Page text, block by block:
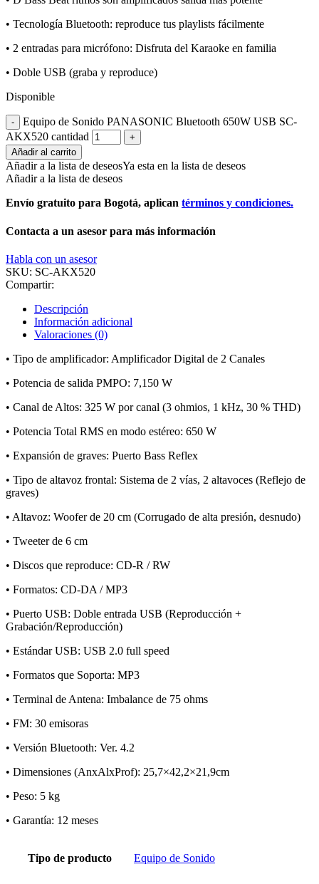
• Tecnología Bluetooth: reproduce tus playlists fácilmente
• 2 entradas para micrófono: Disfruta del Karaoke en familia
• Doble USB (graba y reproduce)
Disponible
Equipo de Sonido PANASONIC Bluetooth 650W USB SC-
AKX520 cantidad
Añadir al carrito
Añadir a la lista de deseosYa esta en la lista de deseos
Añadir a la lista de deseos
Envío gratuito para Bogotá, aplican términos y condiciones.
Contacta a un asesor para más información
Habla con un asesor
SKU: SC-AKX520
Compartir:
Descripción
Información adicional
Valoraciones (0)
• Tipo de amplificador: Amplificador Digital de 2 Canales
• Potencia de salida PMPO: 7,150 W
• Canal de Altos: 325 W por canal (3 ohmios, 1 kHz, 30 % THD)
• Potencia Total RMS en modo estéreo: 650 W
• Expansión de graves: Puerto Bass Reflex
• Tipo de altavoz frontal: Sistema de 2 vías, 2 altavoces (Reflejo de
graves)
• Altavoz: Woofer de 20 cm (Corrugado de alta presión, desnudo)
• Tweeter de 6 cm
• Discos que reproduce: CD-R / RW
• Formatos: CD-DA / MP3
• Puerto USB: Doble entrada USB (Reproducción +
Grabación/Reproducción)
• Estándar USB: USB 2.0 full speed
• Formatos que Soporta: MP3
• Terminal de Antena: Imbalance de 75 ohms
• FM: 30 emisoras
• Versión Bluetooth: Ver. 4.2
• Dimensiones (AnxAlxProf): 25,7×42,2×21,9cm
• Peso: 5 kg
• Garantía: 12 meses
Tipo de producto Equipo de Sonido